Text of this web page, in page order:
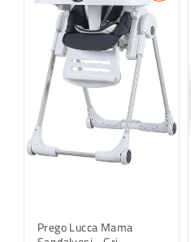
Prego Lucca Mama